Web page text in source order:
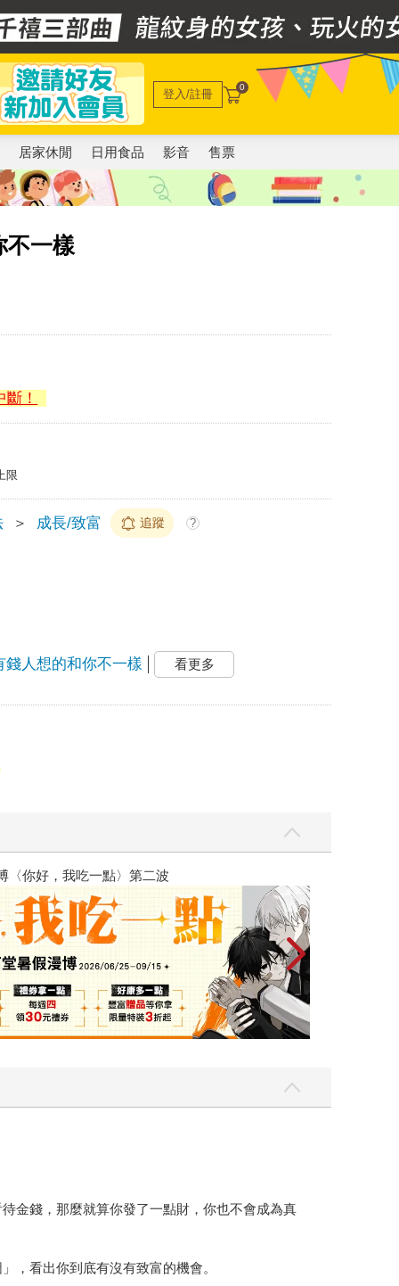
登入/註冊 0
居家休閒 日用食品 影音 售票
不一樣
！
限
＞ 成長/致富 追蹤 ?
錢人想的和你不一樣 看更多
一點〉第二波
金錢，那麼就算你發了一點財，你也不會成為真
，看出你到底有沒有致富的機會。